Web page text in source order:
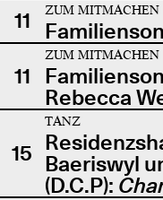
11
ZUM MITMACHEN
11
ZUM MITMACHEN
Rebecca
15
TANZ
Baeriswyl
(D.C.P):